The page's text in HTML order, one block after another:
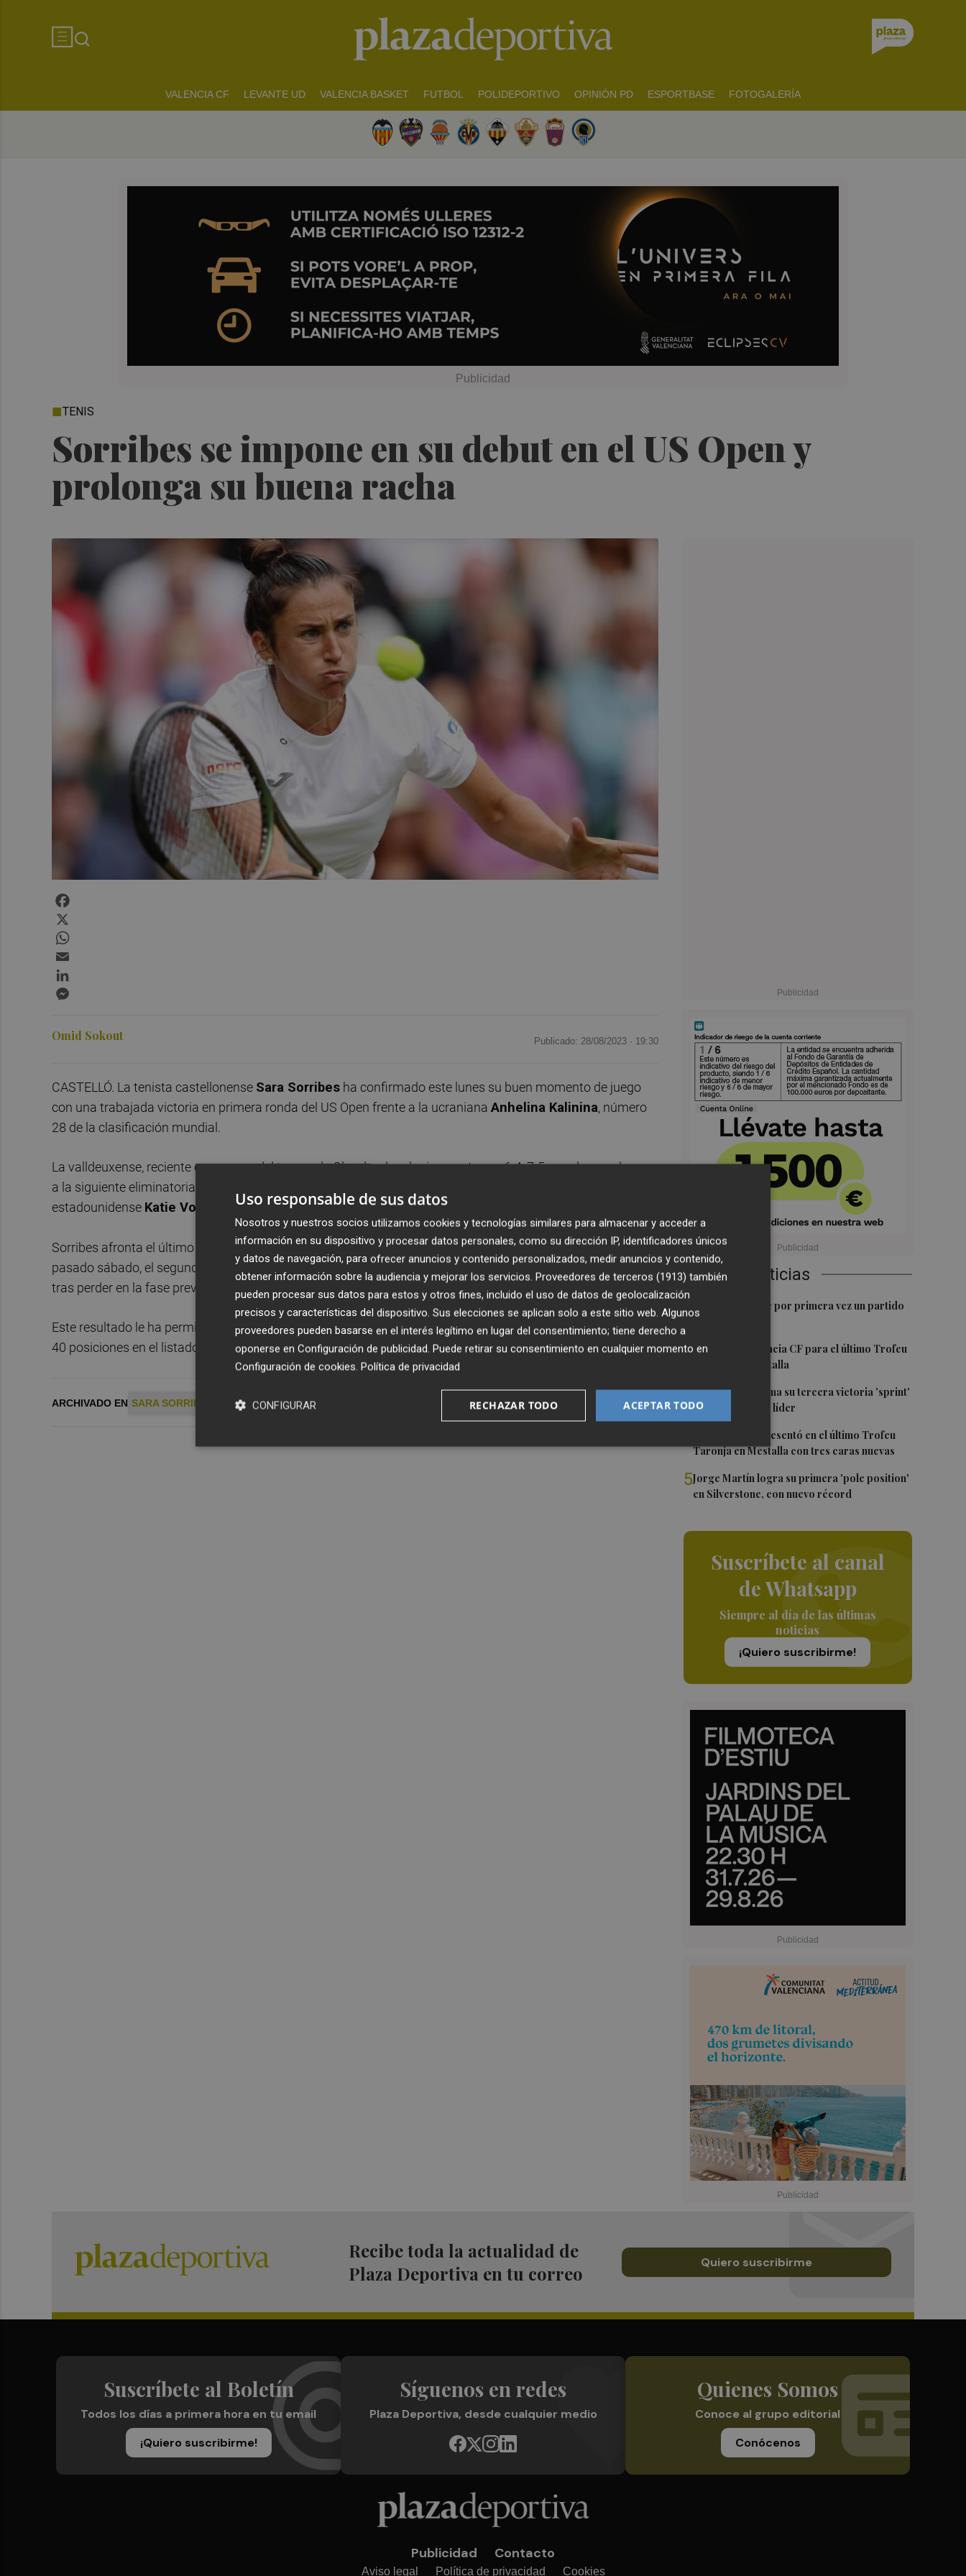
VALENCIA CF LEVANTE UD VALENCIA BASKET FUTBOL POLIDEPORTIVO OPINIÓN PD ESPORTBASE FOTOGALERÍA
Sorribes se impone en su debut en el US Open y
prolonga su buena racha
TENIS
Últimas Noticias
1 Kiat Lim preside por primera vez un partido
en Mestalla
2 El once del Valencia CF para el último Trofeu
Taronja de Mestalla
3Jorge Martín suma su tercera victoria 'sprint'
del año y es más líder
El Valencia se presentó en el último Trofeu
Taronja en Mestalla con tres caras nuevas
5Jorge Martín logra su primera 'pole position'
en Silverstone, con nuevo récord
Suscríbete al canal
de Whatsapp
Siempre al día de las últimas
noticias
¡Quiero suscribirme!
Omid Sokout Publicado: 28/08/2023 · 19:30
CASTELLÓ. La tenista castellonense Sara Sorribes ha confirmado este lunes su buen momento de juego
con una trabajada victoria en primera ronda del US Open frente a la ucraniana Anhelina Kalinina, número
28 de la clasificación mundial.
La valldeuxense, reciente campeona del torneo de Cleveland, se ha impuesto por 6-4, 7-5 para lograr el pase
a la siguiente eliminatoria, donde se enfrentará a la ganadora del partido entre la china
estadounidense Katie Volynets (124).
Sorribes afronta el último Grand Slam de la temporada con la moral por todo lo alto después de ganar, el
pasado sábado, el segundo título de su carrera. Lo hizo aprovechándose de una baja en el cuadro principal
tras perder en la fase previa.
Este resultado le ha permitido disputar el evento neoyorquino como número 55 del mundo después de subir
40 posiciones en el listado que publica la WTA.
ARCHIVADO EN SARA SORRIBES
Recibe toda la actualidad de
Plaza Deportiva en tu correo
Quiero suscribirme
Suscríbete al Boletín
Todos los días a primera hora en tu email
¡Quiero suscribirme!
Síguenos en redes
Plaza Deportiva, desde cualquier medio
Quienes Somos
Conoce al grupo editorial
Conócenos
Publicidad Contacto
Aviso legal Política de privacidad Cookies
Uso responsable de sus datos
Nosotros y nuestros socios utilizamos cookies y tecnologías similares para almacenar y acceder a
información en su dispositivo y procesar datos personales, como su dirección IP, identificadores únicos
y datos de navegación, para ofrecer anuncios y contenido personalizados, medir anuncios y contenido,
obtener información sobre la audiencia y mejorar los servicios. Proveedores de terceros (1913) también
pueden procesar sus datos para estos y otros fines, incluido el uso de datos de geolocalización
precisos y características del dispositivo. Sus elecciones se aplican solo a este sitio web. Algunos
proveedores pueden basarse en el interés legítimo en lugar del consentimiento; tiene derecho a
oponerse en Configuración de publicidad. Puede retirar su consentimiento en cualquier momento en
Configuración de cookies. Política de privacidad
ACEPTAR TODO
RECHAZAR TODO
CONFIGURAR